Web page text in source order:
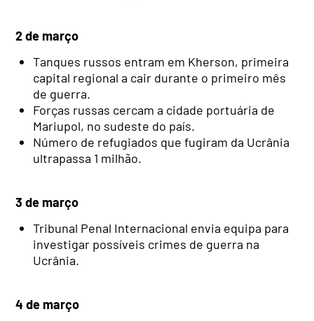
2 de março
Tanques russos entram em Kherson, primeira
capital regional a cair durante o primeiro mês
de guerra.
Forças russas cercam a cidade portuária de
Mariupol, no sudeste do país.
Número de refugiados que fugiram da Ucrânia
ultrapassa 1 milhão.
3 de março
Tribunal Penal Internacional envia equipa para
investigar possíveis crimes de guerra na
Ucrânia.
4 de março